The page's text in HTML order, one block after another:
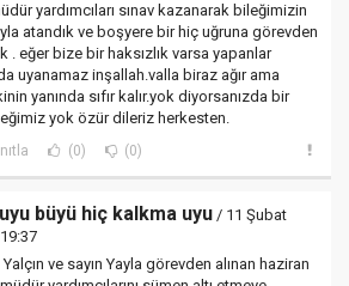
yardımcıları sınav kazanarak bileğimizin
atandık ve boşyere bir hiç uğruna görevden
. eğer bize bir haksızlık varsa yapanlar
uyanamaz inşallah.valla biraz ağır ama
yanında sıfır kalır.yok diyorsanızda bir
yok özür dileriz herkesten.
(0) (0)
büyü hiç kalkma uyu / 11 Şubat
Yalçın ve sayın Yayla görevden alınan haziran